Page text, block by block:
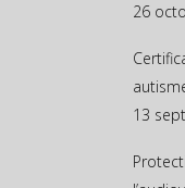
26
13